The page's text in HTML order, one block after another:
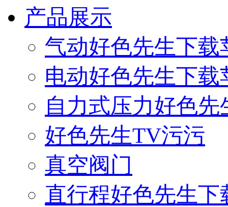
产品展示
气动好色先生下
电动好色先生下
自力式压力好色
好色先生TV污污
真空阀门
直行程好色先生